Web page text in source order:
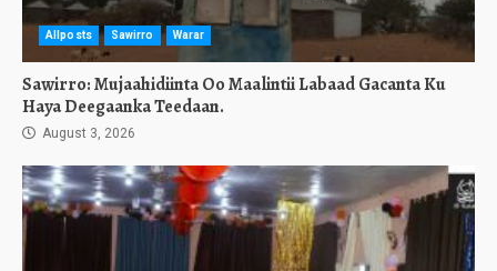
Allposts Sawirro Warar
Sawirro: Mujaahidiinta Oo Maalintii Labaad Gacanta Ku
Haya Deegaanka Teedaan.
August 3, 2026